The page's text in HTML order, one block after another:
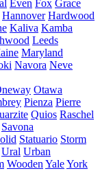
Even Fox Grace
Hannover Hardwood
Kaliva Kamba
Leeds
Maryland
Navora Neve
Otawa
Pienza Pierre
Quios Raschel
Savona
Statuario Storm
Ural Urban
Wooden YaleYork